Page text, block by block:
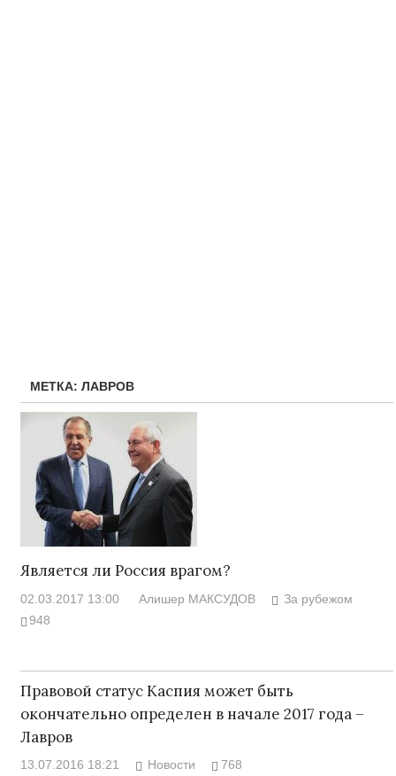
МЕТКА: ЛАВРОВ
Является ли Россия врагом?
02.03.2017 13:00 Алишер МАКСУДОВ
За рубежом
948
Правовой статус Каспия может быть
окончательно определен в начале 2017 года –
Лавров
13.07.2016 18:21 Новости 768